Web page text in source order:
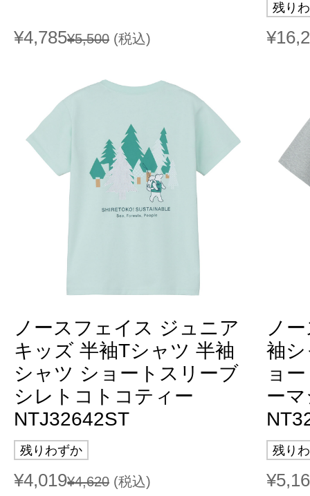
¥4,785¥5,500 (税込)
残り
ノースフェイス ジュニア
キッズ 半袖Tシャツ 半袖
シャツ ショートスリーブ
シレトコトコティー
NTJ32642ST
残りわずか
¥4,019¥4,620 (税込)
ノ
袖
ョ
ー
残り